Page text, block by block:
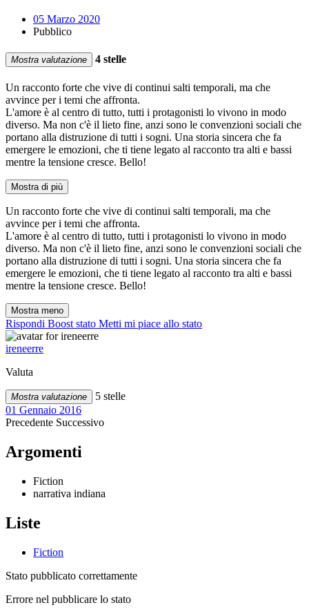
05 Marzo 2020
Pubblico
Mostra valutazione 4 stelle
Un racconto forte che vive di continui salti temporali, ma che
avvince per i temi che affronta.
L'amore è al centro di tutto, tutti i protagonisti lo vivono in modo
diverso. Ma non c'è il lieto fine, anzi sono le convenzioni sociali che
portano alla distruzione di tutti i sogni. Una storia sincera che fa
emergere le emozioni, che ti tiene legato al racconto tra alti e bassi
mentre la tensione cresce. Bello!
Mostra di più
Un racconto forte che vive di continui salti temporali, ma che
avvince per i temi che affronta.
L'amore è al centro di tutto, tutti i protagonisti lo vivono in modo
diverso. Ma non c'è il lieto fine, anzi sono le convenzioni sociali che
portano alla distruzione di tutti i sogni. Una storia sincera che fa
emergere le emozioni, che ti tiene legato al racconto tra alti e bassi
mentre la tensione cresce. Bello!
Mostra meno
Rispondi Boost stato Metti mi piace allo stato
ireneerre
Valuta
Mostra valutazione
5 stelle
01 Gennaio 2016
Precedente Successivo
Argomenti
Fiction
narrativa indiana
Liste
Fiction
Stato pubblicato correttamente
Errore nel pubblicare lo stato